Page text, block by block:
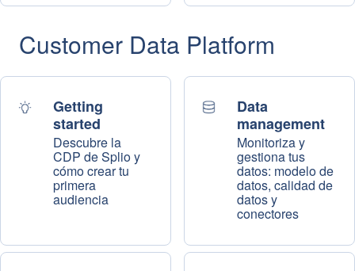
Customer Data Platform
Getting
started
Descubre la
CDP de Splio y
cómo crear tu
primera
audiencia
Data
management
Monitoriza y
gestiona tus
datos: modelo de
datos, calidad de
datos y
conectores